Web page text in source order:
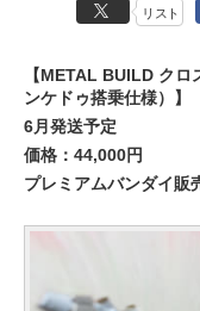
リスト
【METAL BUILD ク
ンケドゥ搭乗仕様）】
6月発送予定
価格：44,000円
プレミアムバンダイ販